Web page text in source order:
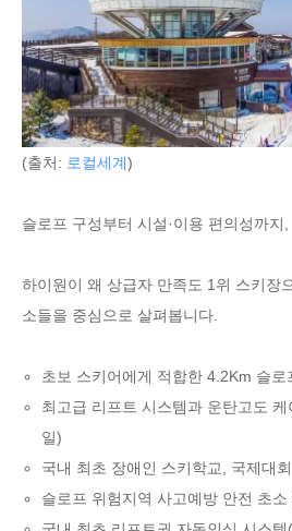
(출처: 로컬세계)
슬로프 구성부터 시설·이용 편의성까지,
하이원이 왜 상급자 만족도 1위 스키장
소들을 중심으로 살펴봅니다.
초보 스키어에게 적합한 4.2Km 슬로
최고급 리프트 시스템과 운탄고도
일)
국내 최초 장애인 스키학교, 국제대
슬로프 위험지역 사고예방 안전 초소